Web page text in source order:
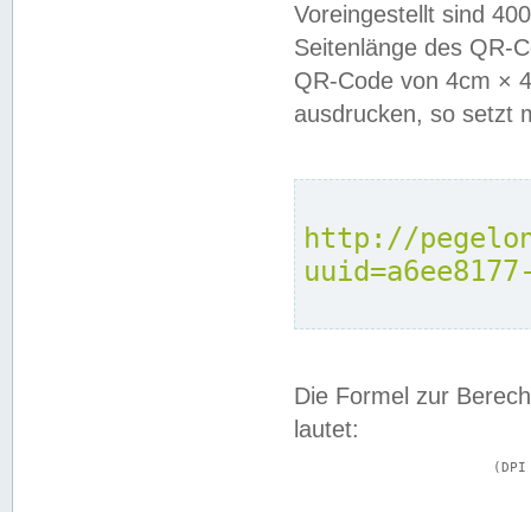
Voreingestellt sind
Seitenlänge des QR-
QR-Code von 4cm ×
ausdrucken, so setzt
http://
Die Formel zur
lautet: